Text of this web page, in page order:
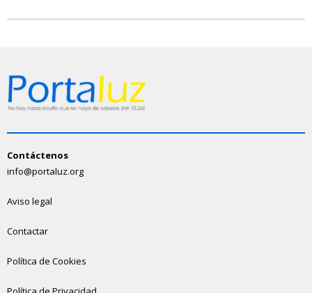
Contáctenos
info@portaluz.org
Aviso legal
Contactar
Política de Cookies